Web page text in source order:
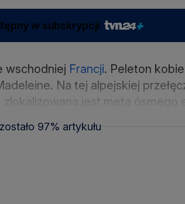
w subskrypcji
wschodniej Francji. Peleton
Na tej alpejskiej
97% artykułu